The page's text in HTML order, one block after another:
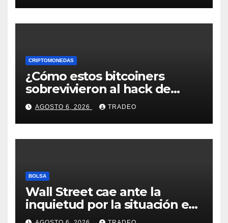
CRIPTOMONEDAS
¿Cómo estos bitcoiners
sobrevivieron al hack de
Coldcard? Un analista
comparte consejos clave
AGOSTO 6, 2026 TRADEO
BOLSA
Wall Street cae ante la
inquietud por la situación en
Ormuz